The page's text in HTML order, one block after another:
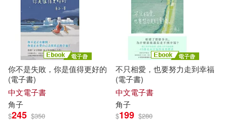
保羅托迪(2)
凌淑芬(2)
劉鼎甲(2) 加々見絵里(2)
加勒特．瑞安(2)
機械工業出版社(2)
水滴文化(2)
浙江大學出版社(2)
你不是失敗，你是值得更好的
(電子書)
中文電子書
角子
$245 $350
不只相愛，也要努力走到幸福
(電子書)
中文電子書
角子
$199 $280